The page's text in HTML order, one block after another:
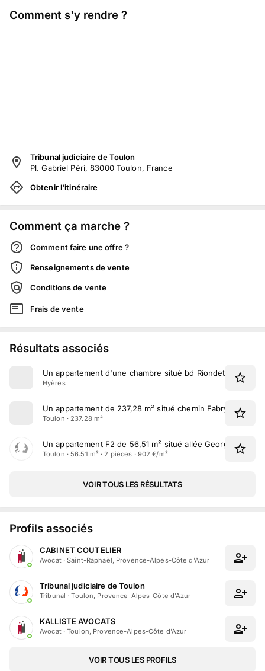
Comment s'y rendre ?
Tribunal judiciaire de Toulon
Pl. Gabriel Péri, 83000 Toulon, France
Obtenir l'itinéraire
Comment ça marche ?
Comment faire une offre ?
Renseignements de vente
Conditions de vente
Frais de vente
Résultats associés
Un appartement d'une chambre situé bd Riondet à Hyères
Hyères
Un appartement de 237,28 m² situé chemin Fabry à Toulon
Toulon · 237.28 m²
Un appartement F2 de 56,51 m² situé allée Georges
Toulon · 56.51 m² · 2 pièces · 902 €/m²
VOIR TOUS LES RÉSULTATS
Profils associés
CABINET COUTELIER
Avocat·Saint-Raphaël, Provence-Alpes-Côte d'Azur
Tribunal judiciaire de Toulon
Tribunal ·Toulon, Provence-Alpes-Côte d'Azur
KALLISTE AVOCATS
Avocat·Toulon, Provence-Alpes-Côte d'Azur
VOIR TOUS LES PROFILS